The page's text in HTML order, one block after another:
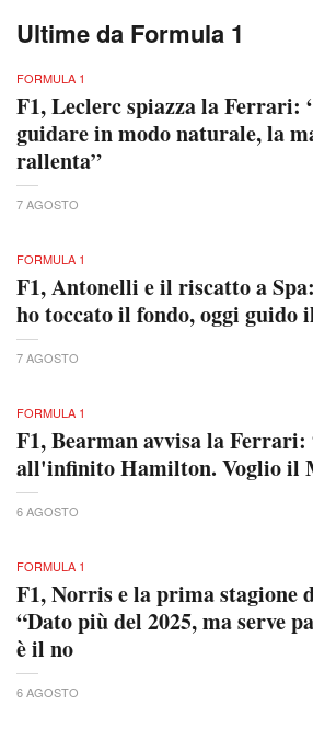
Ultime da Formula 1
FORMULA 1
F1, Leclerc spiazza la Ferrari:
guidare in modo naturale, la
rallenta”
7 AGOSTO
FORMULA 1
F1, Antonelli e il riscatto a
ho toccato il fondo, oggi guido
7 AGOSTO
FORMULA 1
F1, Bearman avvisa la Ferrari:
all'infinito Hamilton. Voglio il
6 AGOSTO
FORMULA 1
F1, Norris e la prima stagione
“Dato più del 2025, ma serve
è il no
6 AGOSTO